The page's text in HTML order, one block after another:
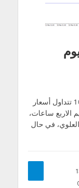
التحليل الفني الذهب اليوم 10/7/2026 تتداول أسعار
الاربع ساعات،
في حال